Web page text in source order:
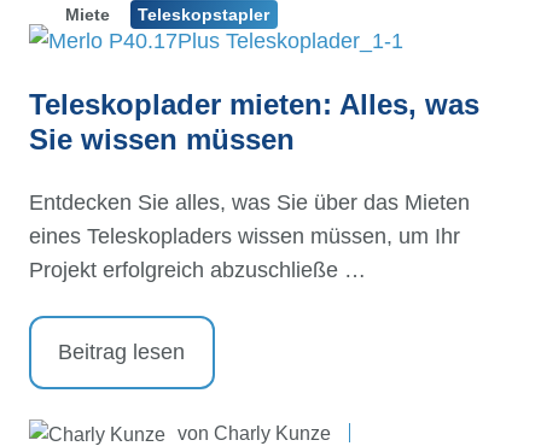
Teleskoplader mieten: Alles, was
Sie wissen müssen
Entdecken Sie alles, was Sie über das Mieten
eines Teleskopladers wissen müssen, um Ihr
Projekt erfolgreich abzuschließe …
Beitrag lesen
vonCharly Kunze
Miete Teleskopstapler